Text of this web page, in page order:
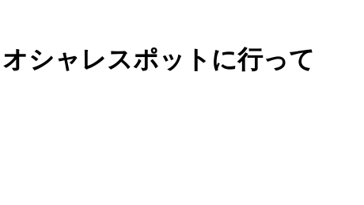
シャレスポットに行って